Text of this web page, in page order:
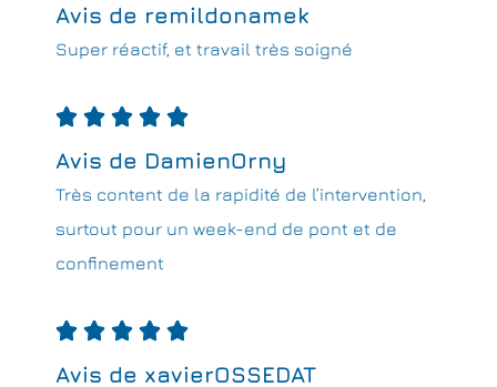
Avis de remildonamek
Super réactif, et travail très soigné
    
Avis de DamienOrny
Très content de la rapidité de l’intervention,
surtout pour un week-end de pont et de
confinement
    
Avis de xavierOSSEDAT